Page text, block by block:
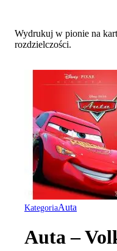
Wydrukuj w pionie na
rozdzielczości.
KategoriaAuta
Auta –